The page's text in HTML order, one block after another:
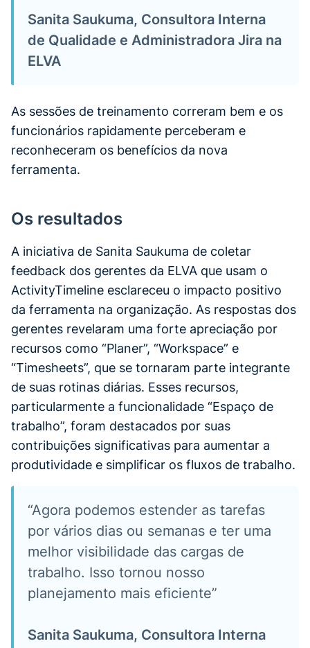
Sanita Saukuma, Consultora Interna
de Qualidade e Administradora Jira na
ELVA
As sessões de treinamento correram bem e os
funcionários rapidamente perceberam e
reconheceram os benefícios da nova
ferramenta.
Os resultados
A iniciativa de Sanita Saukuma de coletar
feedback dos gerentes da ELVA que usam o
ActivityTimeline esclareceu o impacto positivo
da ferramenta na organização. As respostas dos
gerentes revelaram uma forte apreciação por
recursos como “Planer”, “Workspace” e
“Timesheets”, que se tornaram parte integrante
de suas rotinas diárias. Esses recursos,
particularmente a funcionalidade “Espaço de
trabalho”, foram destacados por suas
contribuições significativas para aumentar a
produtividade e simplificar os fluxos de trabalho.
“Agora podemos estender as tarefas
por vários dias ou semanas e ter uma
melhor visibilidade das cargas de
trabalho. Isso tornou nosso
planejamento mais eficiente”
Sanita Saukuma, Consultora Interna